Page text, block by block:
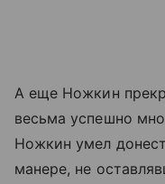
А еще Ножкин
весьма успешно
Ножкин умел
манере, не